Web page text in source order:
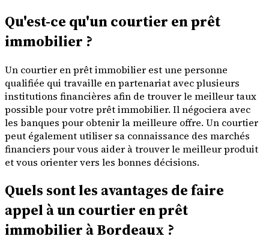
Qu'est-ce qu'un courtier en prêt
immobilier ?
Un courtier en prêt immobilier est une personne
qualifiée qui travaille en partenariat avec plusieurs
institutions financières afin de trouver le meilleur taux
possible pour votre prêt immobilier. Il négociera avec
les banques pour obtenir la meilleure offre. Un courtier
peut également utiliser sa connaissance des marchés
financiers pour vous aider à trouver le meilleur produit
et vous orienter vers les bonnes décisions.
Quels sont les avantages de faire
appel à un courtier en prêt
immobilier à Bordeaux ?